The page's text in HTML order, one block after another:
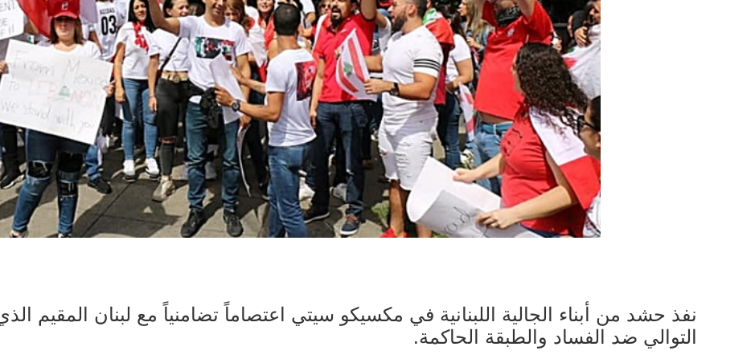
نفذ حشد من أبناء الجالية اللبنانية في مكسيكو سيتي اعتصاماً تضامنياً مع لبنان المقيم
التوالي ضد الفساد والطبقة الحاكمة.